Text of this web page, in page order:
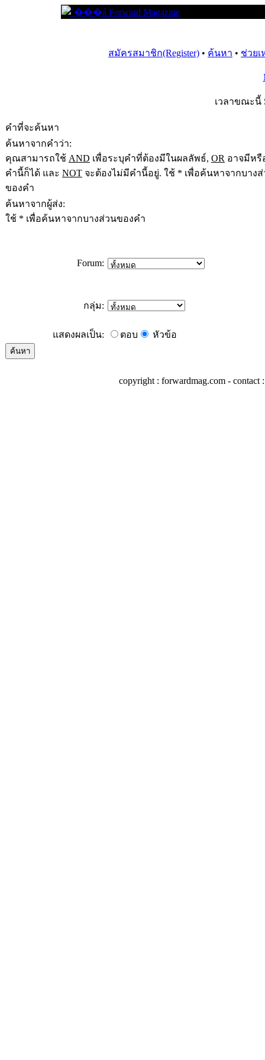
สมัครสมาชิก(Register) • ค้นหา • ช่วยเ
เวลาขณะนี้
คำที่จะค้นหา
ค้นหาจากคำว่า:
คุณสามารถใช้ AND เพื่อระบุคำที่ต้องมีในผลลัพธ์, OR อาจมีหรื
คำนี้ก็ได้ และ NOT จะต้องไม่มีคำนี้อยู่. ใช้ * เพื่อค้นหาจากบาง
ของคำ
ค้นหาจากผู้ส่ง:
ใช้ * เพื่อค้นหาจากบางส่วนของคำ
Forum:
กลุ่ม:
แสดงผลเป็น: ตอบ หัวข้อ
copyright : forwardmag.com - contact